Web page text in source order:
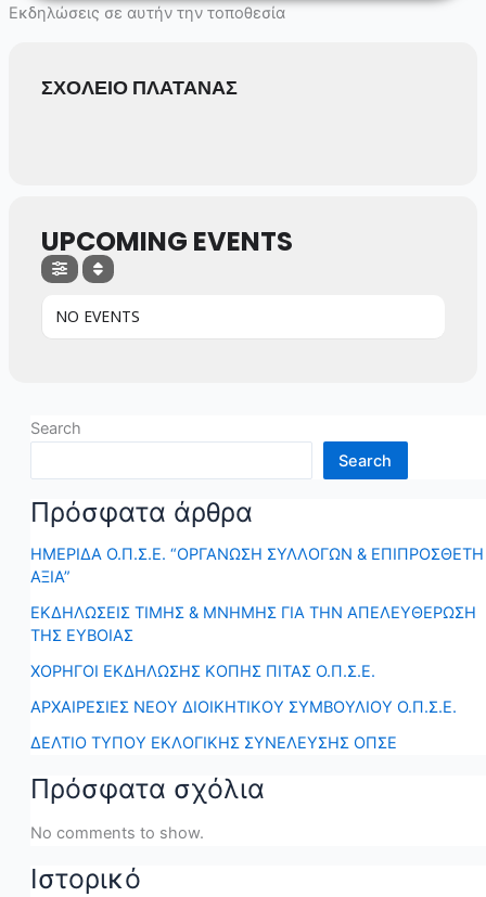
Skip
Εκδηλώσεις σε αυτήν την τοποθεσία
ΣΧΟΛΕΙΟ ΠΛΑΤΑΝΑΣ
UPCOMING EVENTS
NO EVENTS
Search
Search
Πρόσφατα άρθρα
ΗΜΕΡΙΔΑ Ο.Π.Σ.Ε. “ΟΡΓΑΝΩΣΗ ΣΥΛΛΟΓΩΝ & ΕΠΙΠΡΟΣΘΕΤΗ
ΑΞΙΑ”
ΕΚΔΗΛΩΣΕΙΣ ΤΙΜΗΣ & ΜΝΗΜΗΣ ΓΙΑ ΤΗΝ ΑΠΕΛΕΥΘΕΡΩΣΗ
ΤΗΣ ΕΥΒΟΙΑΣ
ΧΟΡΗΓΟΙ ΕΚΔΗΛΩΣΗΣ ΚΟΠΗΣ ΠΙΤΑΣ Ο.Π.Σ.Ε.
ΑΡΧΑΙΡΕΣΙΕΣ ΝΕΟΥ ΔΙΟΙΚΗΤΙΚΟΥ ΣΥΜΒΟΥΛΙΟΥ Ο.Π.Σ.Ε.
ΔΕΛΤΙΟ ΤΥΠΟΥ ΕΚΛΟΓΙΚΗΣ ΣΥΝΕΛΕΥΣΗΣ ΟΠΣΕ
Πρόσφατα σχόλια
No comments to show.
Ιστορικό